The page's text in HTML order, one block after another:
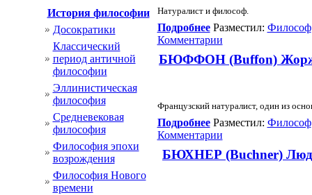
История философии
Досократики
Классический
период античной
философии
Эллинистическая
философия
Cредневековая
философия
Философия эпохи
возрождения
Философия Нового
времени
Натуралист и философ.
ПодробнееРазместил: Философ
Комментарии
БЮФФОН (Buffon) Жорж
Французский натуралист, один из
ПодробнееРазместил: Философ
Комментарии
БЮХНЕР (Buchner)